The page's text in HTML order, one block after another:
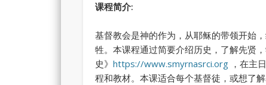
课程简介:
基督教会是神的作为，从耶稣的带领开始
牲。本课程通过简要介绍历史，了解先贤
史》 https://www.smyrnasrci.org，在主
程和教材。本课适合每个基督徒，或想了